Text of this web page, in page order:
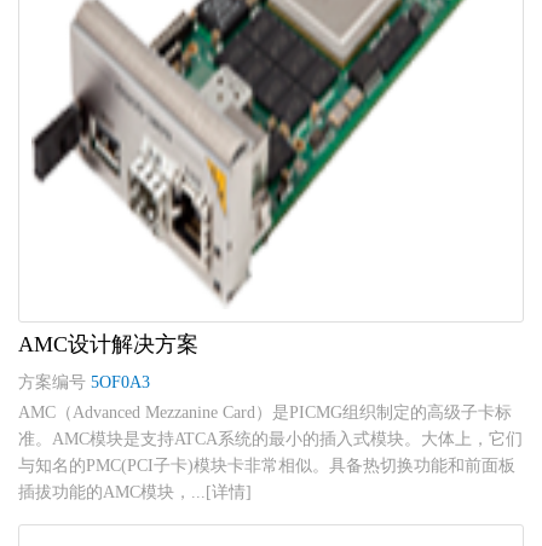
AMC设计解决方案
方案编号 5OF0A3
AMC（Advanced Mezzanine Card）是PICMG组织制定的高级子卡标
准。AMC模块是支持ATCA系统的最小的插入式模块。大体上，它们
与知名的PMC(PCI子卡)模块卡非常相似。具备热切换功能和前面板
插拔功能的AMC模块，...[详情]